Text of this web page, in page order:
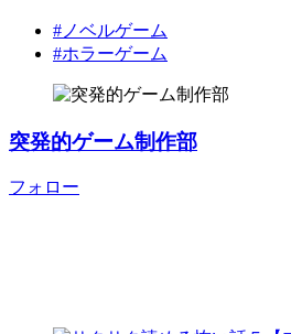
#ノベルゲーム
#ホラーゲーム
突発的ゲーム制作部
フォロー